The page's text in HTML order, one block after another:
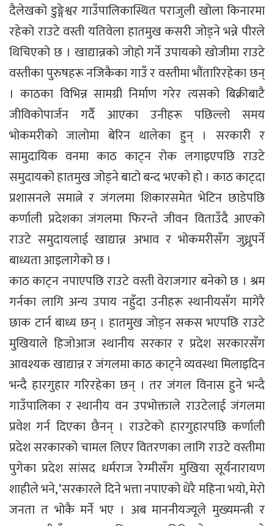
दैलेखको डुङ्गेश्वर गाउँपालिकास्थित पराजुली खोला किनारमा
रहेको राउटे वस्ती यतिवेला हातमुख कसरी जोड्ने भन्ने पीरले
थिचिएको छ । खाद्यान्नको जोहो गर्ने उपायको खोजीमा राउटे
वस्तीका पुरुषहरू नजिकैका गाउँ र वस्तीमा भौंतारिरहेका छन्
। काठका विभिन्न सामग्री निर्माण गरेर त्यसको बिक्रीबाटै
जीविकोपार्जन गर्दै आएका उनीहरू पछिल्लो समय
भोकमरीको जालोमा बेरिन थालेका हुन् । सरकारी र
सामुदायिक वनमा काठ काट्न रोक लगाइएपछि राउटे
समुदायको हातमुख जोड्ने बाटो बन्द भएको हो । काठ काट्दा
प्रशासनले समात्ने र जंगलमा शिकारसमेत भेटिन छाडेपछि
कर्णाली प्रदेशका जंगलमा फिरन्ते जीवन विताउँदै आएको
राउटे समुदायलाई खाद्यान्न अभाव र भोकमरीसँग जुध्नुपर्ने
बाध्यता आइलागेको छ ।
काठ काट्न नपाएपछि राउटे वस्ती वेराजगार बनेको छ । श्रम
गर्नका लागि अन्य उपाय नहुँदा उनीहरू स्थानीयसँग मागेरै
छाक टार्न बाध्य छन् । हातमुख जोड्न सकस भएपछि राउटे
मुखियाले हिजोआज स्थानीय सरकार र प्रदेश सरकारसँग
आवश्यक खाद्यान्न र जंगलमा काठ काट्ने व्यवस्था मिलाइदिन
भन्दै हारगुहार गरिरहेका छन् । तर जंगल विनास हुने भन्दै
गाउँपालिका र स्थानीय वन उपभोक्ताले राउटेलाई जंगलमा
प्रवेश गर्न दिएका छैनन् । राउटेको हारगुहारपछि कर्णाली
प्रदेश सरकारको चामल लिएर वितरणका लागि राउटे वस्तीमा
पुगेका प्रदेश सांसद धर्मराज रेग्मीसँग मुखिया सूर्यनारायण
शाहीले भने, ‘सरकारले दिने भत्ता नपाएको धेरै महिना भयो, मेरो
जनता त भोकै मर्ने भए । अब माननीयज्यूले मुख्यमन्त्री र